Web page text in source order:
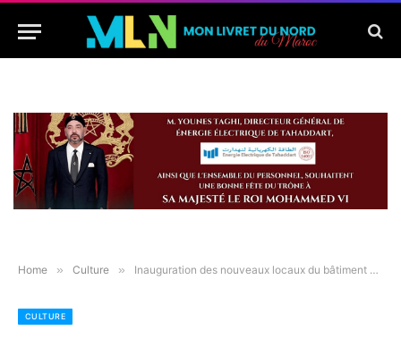
Home » Culture » Inauguration des nouveaux locaux du bâtiment centenaire du Consulat Général de France à Tanger
CULTURE